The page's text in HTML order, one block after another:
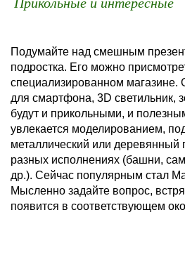
Подумайте над смешным
подростка. Его можно
специализированном магазине.
для смартфона, 3D светильник,
будут и прикольными, и
увлекается моделированием,
металлический или деревянный
разных исполнениях (башни,
др.). Сейчас популярным стал
Мысленно задайте вопрос,
появится в соответствующем